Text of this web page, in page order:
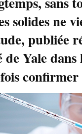
solides ne
publiée
Yale
confirmer